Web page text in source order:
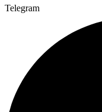
Telegram